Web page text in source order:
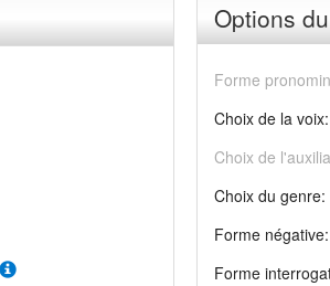
Options
Forme
Choix de la voix:
Choix de
Choix du genre:
Forme négative:
Forme